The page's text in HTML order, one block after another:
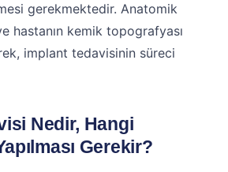
gerekmektedir. Anatomik
hastanın kemik topografyası
implant tedavisinin süreci
Nedir, Hangi
Gerekir?